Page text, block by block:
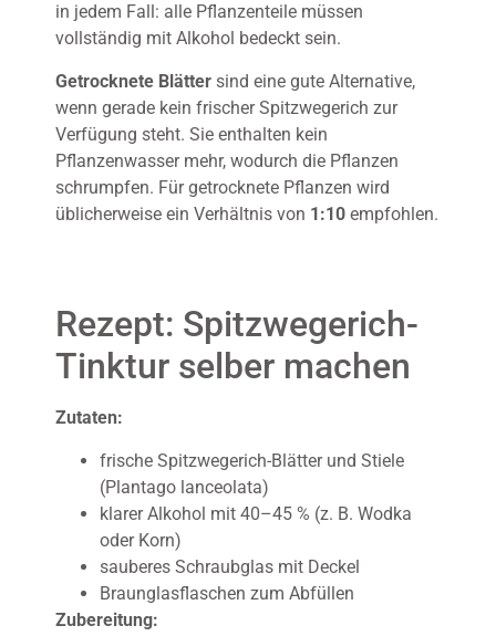
in jedem Fall: alle Pflanzenteile müssen
vollständig mit Alkohol bedeckt sein.
Getrocknete Blätter sind eine gute Alternative,
wenn gerade kein frischer Spitzwegerich zur
Verfügung steht. Sie enthalten kein
Pflanzenwasser mehr, wodurch die Pflanzen
schrumpfen. Für getrocknete Pflanzen wird
üblicherweise ein Verhältnis von 1:10 empfohlen.
Rezept: Spitzwegerich-
Tinktur selber machen
Zutaten:
frische Spitzwegerich-Blätter und Stiele
(Plantago lanceolata)
klarer Alkohol mit 40–45 % (z. B. Wodka
oder Korn)
sauberes Schraubglas mit Deckel
Braunglasflaschen zum Abfüllen
Zubereitung: